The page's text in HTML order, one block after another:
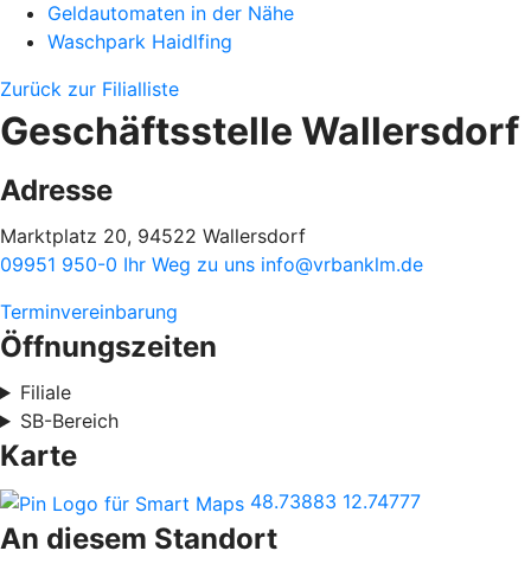
Geldautomaten in der Nähe
Waschpark Haidlfing
Zurück zur Filialliste
Geschäftsstelle Wallersdorf
Adresse
Marktplatz 20, 94522 Wallersdorf
09951 950-0 Ihr Weg zu uns info@vrbanklm.de
Terminvereinbarung
Öffnungszeiten
Filiale
SB-Bereich
Karte
48.73883 12.74777
An diesem Standort